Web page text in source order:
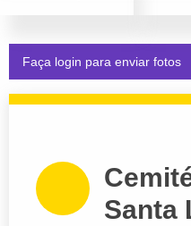
Faça login para enviar fotos
Santa